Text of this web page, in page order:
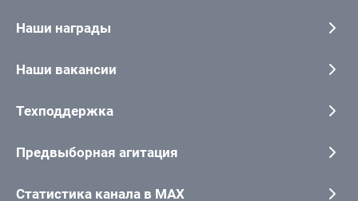
Наши награды
Наши вакансии
Техподдержка
Предвыборная агитация
Статистика канала в MAX